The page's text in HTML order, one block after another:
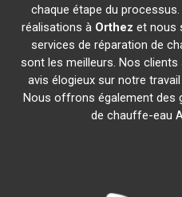
chaque étape du
réalisations à Orthez et nous
services de réparation de
sont les meilleurs. Nos
avis élogieux sur notre
Nous offrons également des
de chauffe-eau